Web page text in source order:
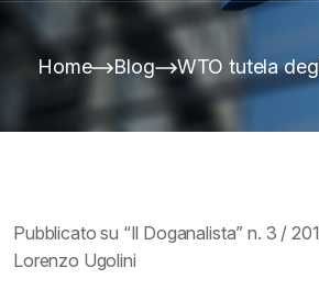
Home Blog WTO tutela
Pubblicato su “Il Doganalista” n. 3 /
Lorenzo Ugolini